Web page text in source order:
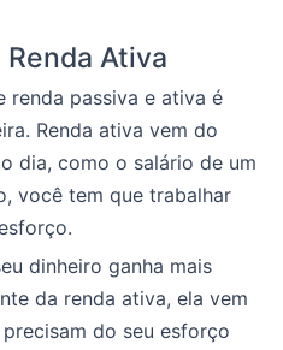
Renda Ativa
renda passiva e ativa é
Renda ativa vem do
dia, como o salário de um
você tem que trabalhar
dinheiro ganha mais
da renda ativa, ela vem
do seu esforço